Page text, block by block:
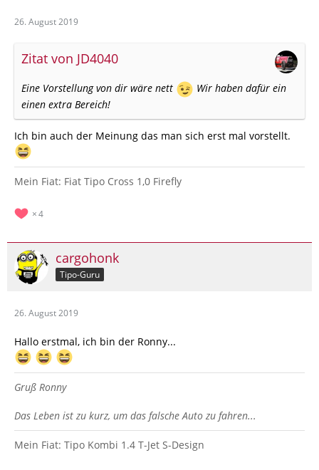
26. August 2019
Zitat von JD4040
Eine Vorstellung von dir wäre nett
Wir haben dafür ein
einen extra Bereich!
Ich bin auch der Meinung das man sich erst mal vorstellt.
Mein Fiat: Fiat Tipo Cross 1,0 Firefly
4
cargohonk
Tipo-Guru
26. August 2019
Hallo erstmal, ich bin der Ronny...
Gruß Ronny
Das Leben ist zu kurz, um das falsche Auto zu fahren...
Mein Fiat: Tipo Kombi 1.4 T-Jet S-Design